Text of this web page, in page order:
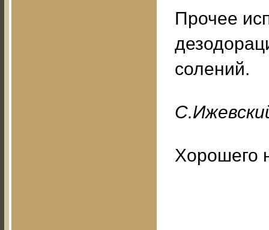
Прочее
солений.
Хорошего